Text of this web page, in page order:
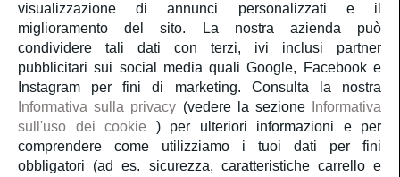
Servizi
Guida al parquet
Parliamo di noi
visualizzazione di annunci personalizzati e il
miglioramento del sito. La nostra azienda può
condividere tali dati con terzi, ivi inclusi partner
pubblicitari sui social media quali Google, Facebook e
Instagram per fini di marketing. Consulta la nostra
Informativa sulla privacy (vedere la sezione
Informativa
sull'uso dei cookie
) per ulteriori informazioni e per
comprendere come utilizziamo i tuoi dati per fini
obbligatori (ad es. sicurezza, caratteristiche carrello e